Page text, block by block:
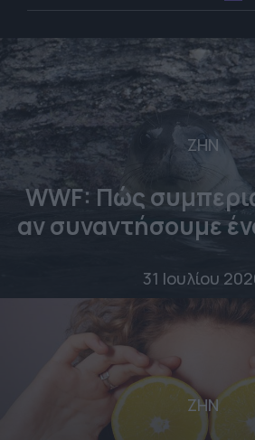
ΖΗΝ
WWF: Πώς
αν συναντήσουμε
31 Ιουλίου
ΖΗΝ